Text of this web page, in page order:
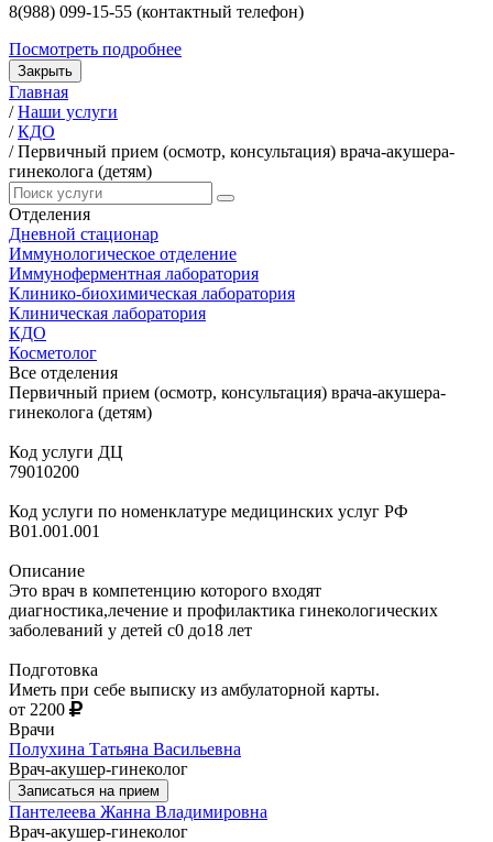
8(988) 099-15-55 (контактный телефон)
Посмотреть подробнее
Закрыть
Главная
/ Наши услуги
/ КДО
/ Первичный прием (осмотр, консультация) врача-акушера-
гинеколога (детям)
Отделения
Дневной стационар
Иммунологическое отделение
Иммуноферментная лаборатория
Клинико-биохимическая лаборатория
Клиническая лаборатория
КДО
Косметолог
Все отделения
Первичный прием (осмотр, консультация) врача-акушера-
гинеколога (детям)
Код услуги ДЦ
79010200
Код услуги по номенклатуре медицинских услуг РФ
B01.001.001
Описание
Это врач в компетенцию которого входят
диагностика,лечение и профилактика гинекологических
заболеваний у детей с0 до18 лет
Подготовка
Иметь при себе выписку из амбулаторной карты.
от 2200
Врачи
Полухина Татьяна Васильевна
Врач-акушер-гинеколог
Записаться на прием
Пантелеева Жанна Владимировна
Врач-акушер-гинеколог